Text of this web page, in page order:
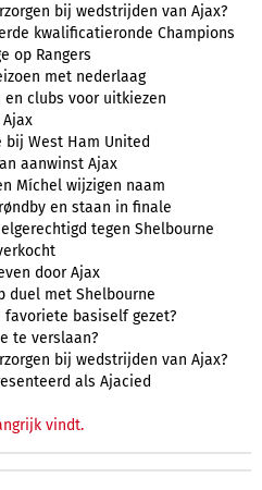
bij wedstrijden van Ajax?
kwalificatieronde Champions
op Rangers
met nederlaag
clubs voor uitkiezen
West Ham United
aanwinst Ajax
Míchel wijzigen naam
en staan in finale
tegen Shelbourne
door Ajax
duel met Shelbourne
favoriete basiself gezet?
te verslaan?
bij wedstrijden van Ajax?
als Ajacied
vindt.